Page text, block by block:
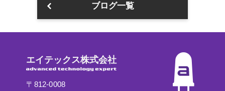
ブログ一覧
エイテックス株式会社
〒812-0008